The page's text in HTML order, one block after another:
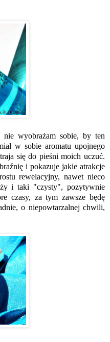
nie wyobrażam sobie, by ten
w sobie aromatu upojnego
się do pieśni moich uczuć.
i pokazuje jakie atrakcje
rewelacyjny, nawet nieco
i taki "czysty", pozytywnie
czasy, za tym zawsze będę
o niepowtarzalnej chwili,